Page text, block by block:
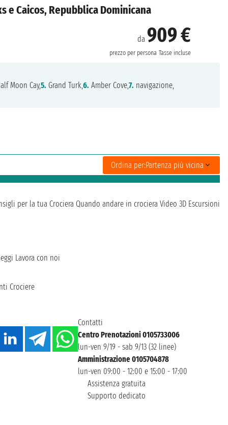
e Caicos, Repubblica Dominicana
da 909 €
prezzo per persona Tasse incluse
Moon Cay,5. Grand Turk,6. Amber Cove,7. navigazione,
Ordina per:Partenza più vicina
per la tua Crociera Quando andare in crociera Video 3D Escursioni
Lavora con noi
Crociere
Contatti
Centro Prenotazioni 0105733006
lun-ven 9/19 - sab 9/13 (32 linee)
Amministrazione 0105704878
lun-ven 09:00 - 12:00 e 15:00 - 17:00
Assistenza gratuita
Supporto dedicato